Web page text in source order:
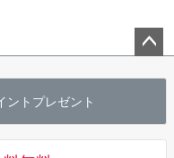
へ
ントプレゼント